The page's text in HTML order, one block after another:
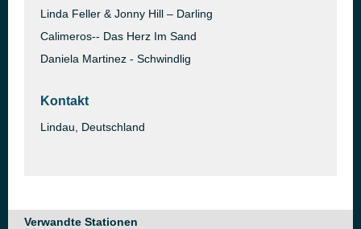
Linda Feller & Jonny Hill – Darling
Calimeros-- Das Herz Im Sand
Daniela Martinez - Schwindlig
Kontakt
Lindau, Deutschland
Verwandte Stationen